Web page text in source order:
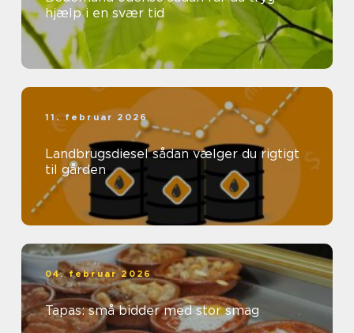
hjælp i en svær tid
11. februar 2026
Landbrugsdiesel sådan vælger du rigtigt
til gården
04. februar 2026
Tapas: små bidder med stor smag